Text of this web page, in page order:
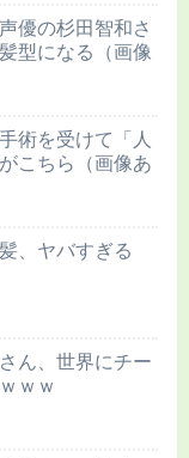
優の杉田智和さ
型になる（画像
術を受けて「人
こちら（画像あ
、ヤバすぎる
ん、世界にチー
ｗｗ